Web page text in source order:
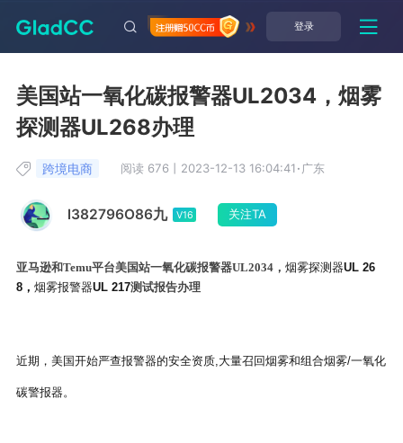
登录
美国站一氧化碳报警器UL2034，烟雾
探测器UL268办理
l382796O86九 V16 关注TA
跨境电商 阅读 676 2023-12-13 16:04:41· 广东
亚马逊和Temu平台美国站一氧化碳报警器UL2034， 烟雾探测器UL 26
8， 烟雾报警器UL 217测试报告办理
近期，美国开始严查报警器的安全资质,大量召回烟雾和组合烟雾/一氧化
碳警报器。